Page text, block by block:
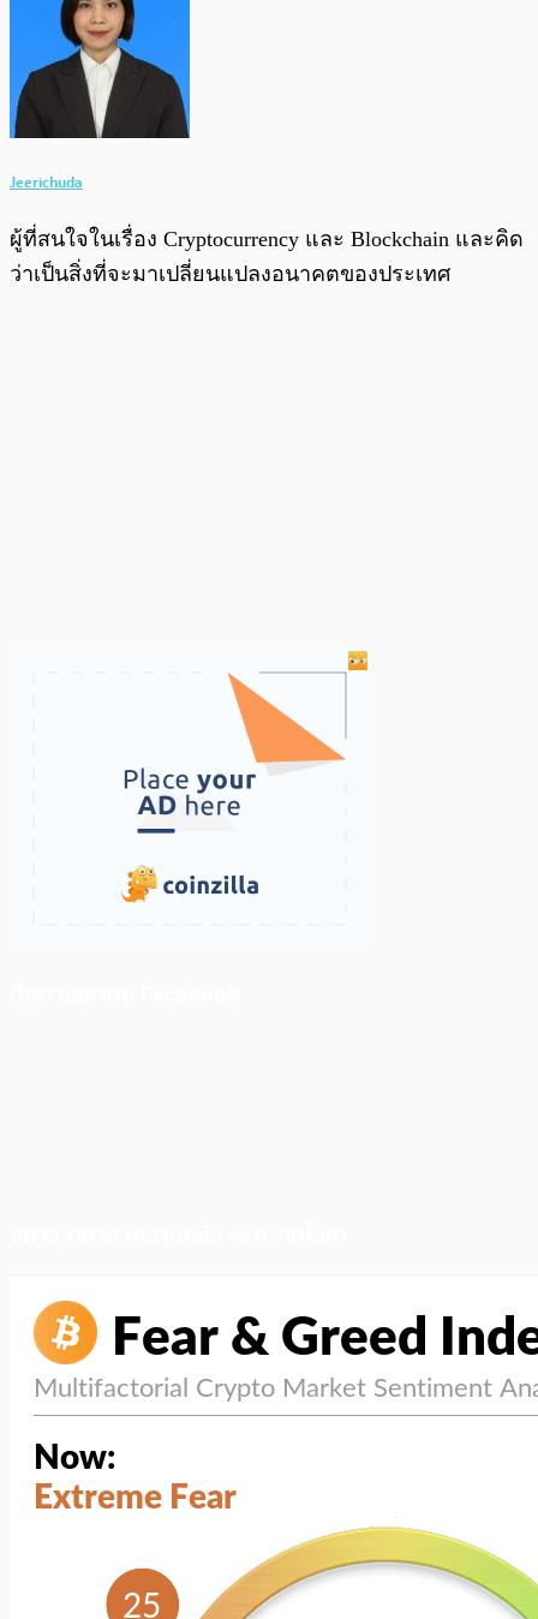
Jeerichuda
ผู้ที่สนใจในเรื่อง Cryptocurrency และ Blockchain และคิด
ว่าเป็นสิ่งที่จะมาเปลี่ยนแปลงอนาคตของประเทศ